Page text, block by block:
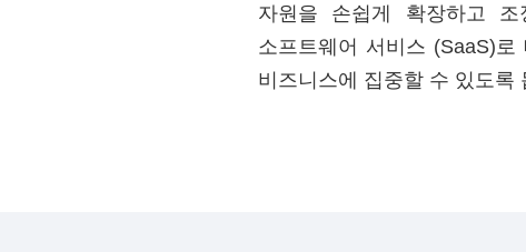
자원을 손쉽게 확장하고
소프트웨어 서비스 (SaaS)
비즈니스에 집중할 수 있도록